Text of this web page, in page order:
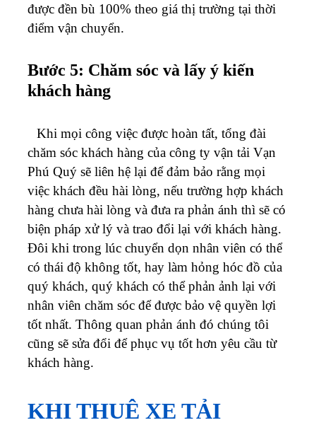
được đền bù 100% theo giá thị trường tại thời
điểm vận chuyển.
Bước 5: Chăm sóc và lấy ý kiến
khách hàng
Khi mọi công việc được hoàn tất, tổng đài
chăm sóc khách hàng của công ty vận tải Vạn
Phú Quý sẽ liên hệ lại để đảm bảo rằng mọi
việc khách đều hài lòng, nếu trường hợp khách
hàng chưa hài lòng và đưa ra phản ánh thì sẽ có
biện pháp xử lý và trao đổi lại với khách hàng.
Đôi khi trong lúc chuyển dọn nhân viên có thể
có thái độ không tốt, hay làm hỏng hóc đồ của
quý khách, quý khách có thể phản ảnh lại với
nhân viên chăm sóc để được bảo vệ quyền lợi
tốt nhất. Thông quan phản ánh đó chúng tôi
cũng sẽ sửa đổi để phục vụ tốt hơn yêu cầu từ
khách hàng.
KHI THUÊ XE TẢI